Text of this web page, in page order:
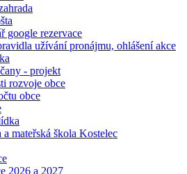
google rezervace
užívání pronájmu, ohlášení akce
- projekt
rozvoje obce
obce
mateřská škola Kostelec
2026 a 2027